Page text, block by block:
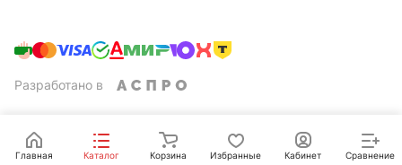
Разработано в
Главная Каталог Корзина Избранные Кабинет Сравнение